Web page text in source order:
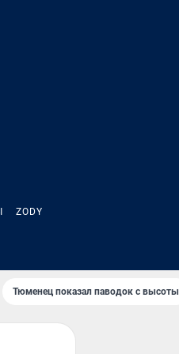
ZODY
Тюменец показал паводок с высоты